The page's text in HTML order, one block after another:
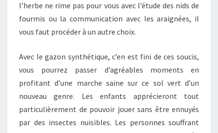
l’herbe ne rime pas pour vous avec l’étude des nids de
fourmis ou la communication avec les araignées, il
vous faut procéder à un autre choix.
Avec le gazon synthétique, c’en est fini de ces soucis,
vous pourrez passer d’agréables moments en
profitant d’une marche saine sur ce sol vert d’un
nouveau genre. Les enfants apprécieront tout
particulièrement de pouvoir jouer sans être ennuyés
par des insectes nuisibles. Les personnes souffrant